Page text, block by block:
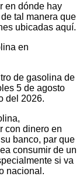
en dónde hay
tal manera que
ubicadas aquí.
en
de gasolina de
5 de agosto
del 2026.
con dinero en
banco, par que
consumir de un
si va
nacional.